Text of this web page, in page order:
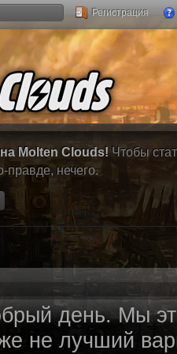
Регистрация
Molten Clouds! Чтобы
правде, нечего.
день. Мы
не лучший